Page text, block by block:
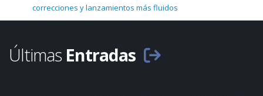
correcciones y lanzamientos más fluidos
Últimas Entradas